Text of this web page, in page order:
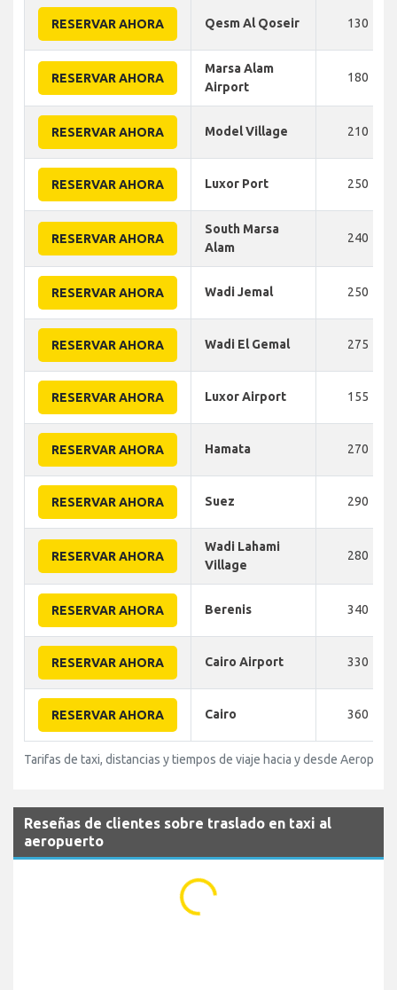
RESERVAR AHORA Qesm Al Qoseir 130
RESERVAR AHORA
Marsa Alam
Airport
180
RESERVAR AHORA Model Village 210
RESERVAR AHORA Luxor Port 250
RESERVAR AHORA
South Marsa
Alam
240
RESERVAR AHORA Wadi Jemal 250
RESERVAR AHORA Wadi El Gemal 275
RESERVAR AHORA Luxor Airport 155
RESERVAR AHORA Hamata 270
RESERVAR AHORA Suez 290
RESERVAR AHORA
Wadi Lahami
Village
280
RESERVAR AHORA Berenis 340
RESERVAR AHORA Cairo Airport 330
RESERVAR AHORA Cairo 360
Tarifas de taxi, distancias y tiempos de viaje hacia y desde
Reseñas de clientes sobre traslado en taxi al
aeropuerto
...